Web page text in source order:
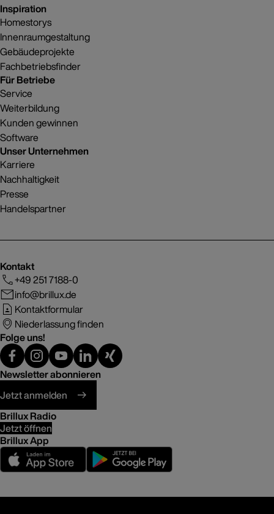
Inspiration
Homestorys
Innenraumgestaltung
Gebäudeprojekte
Fachbetriebsfinder
Für Betriebe
Service
Weiterbildung
Kunden gewinnen
Software
Unser Unternehmen
Karriere
Nachhaltigkeit
Presse
Handelspartner
Kontakt
+49 251 7188-0
info@brillux.de
Kontaktformular
Niederlassung finden
Folge uns!
Newsletter abonnieren
Jetzt anmelden
Brillux Radio
Jetzt öffnen
Brillux App